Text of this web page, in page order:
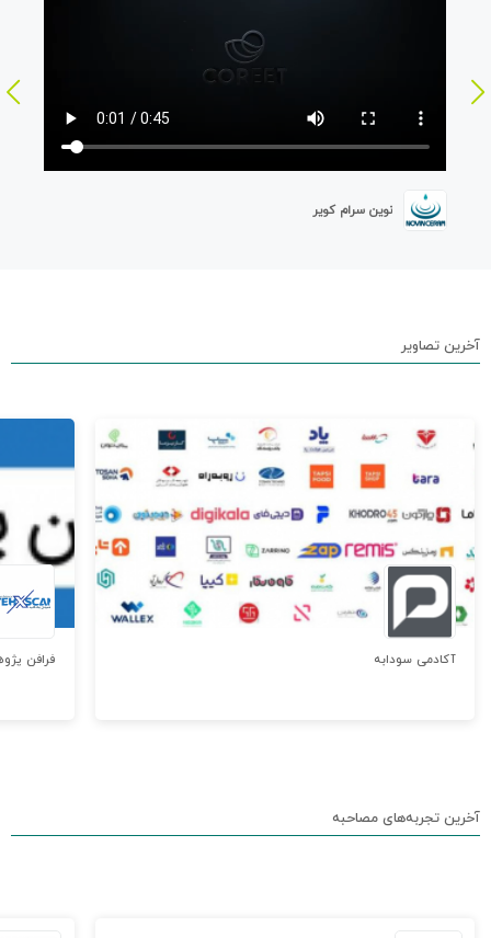
نوین سرام کویر
آخرین تصاویر
آکادمی سودابه فرافن
آخرین تجربه‌های مصاحبه